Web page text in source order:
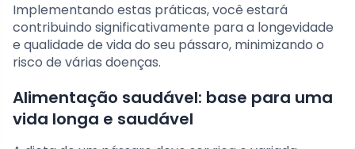
Implementando estas práticas, você estará
contribuindo significativamente para a longevidade
e qualidade de vida do seu pássaro, minimizando o
risco de várias doenças.
Alimentação saudável: base para uma
vida longa e saudável